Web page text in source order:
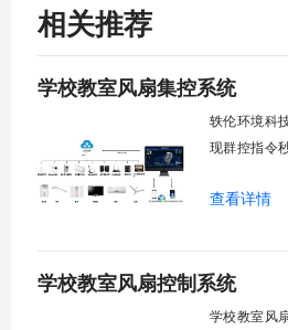
相关推荐
学校教室风扇集控系统
轶伦环境科
现群控指令
巡检盲区。
块清单：远
环境自适应
查看详情
学校教室风扇控制系统
学校教室风